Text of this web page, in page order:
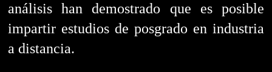
análisis han demostrado que es posible
impartir estudios de posgrado en industria
a distancia.